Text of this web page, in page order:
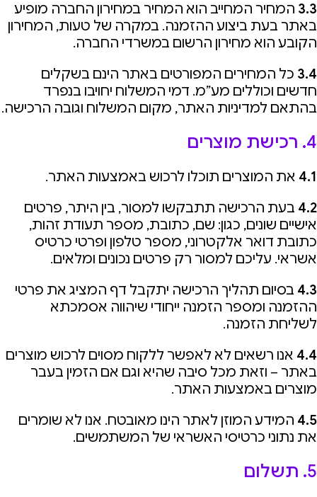
3.3 המחיר המחייב הוא המחיר במחירון החברה מופיע
באתר בעת ביצוע ההזמנה. במקרה של טעות, המחירון
הקובע הוא מחירון הרשום במשרדי החברה.
3.4 כל המחירים המפורטים באתר הינם בשקלים
חדשים וכוללים מע”מ. דמי המשלוח יחויבו בנפרד
בהתאם למדיניות האתר, מקום המשלוח וגובה הרכישה.
4. רכישת מוצרים
4.1 את המוצרים תוכלו לרכוש באמצעות האתר.
4.2 בעת הרכישה תתבקשו למסור, בין היתר, פרטים
אישיים שונים, כגון: שם, כתובת, מספר תעודת זהות,
כתובת דואר אלקטרוני, מספר טלפון ופרטי כרטיס
אשראי. עליכם למסור רק פרטים נכונים ומלאים.
4.3 בסיום תהליך הרכישה יתקבל דף המציג את פרטי
ההזמנה ומספר הזמנה ייחודי שיהווה אסמכתא
לשליחת הזמנה.
4.4 אנו רשאים לא לאפשר ללקוח מסוים לרכוש מוצרים
באתר – וזאת מכל סיבה שהיא וגם אם הזמין בעבר
מוצרים באמצעות האתר.
4.5 המידע המוזן לאתר הינו מאובטח. אנו לא שומרים
את נתוני כרטיסי האשראי של המשתמשים.
5. תשלום